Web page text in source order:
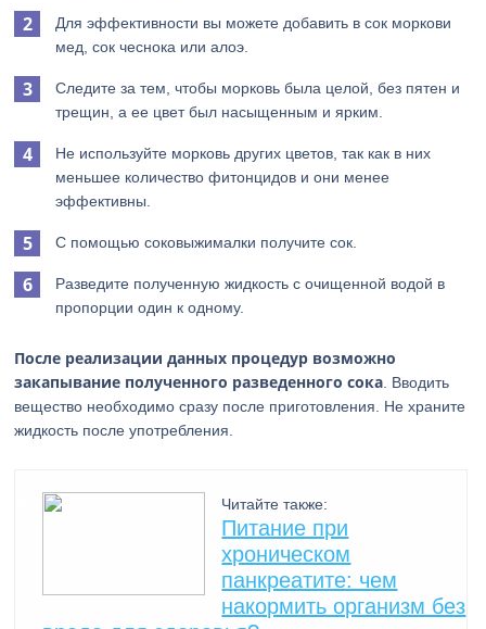
Для эффективности вы можете добавить в сок моркови
мед, сок чеснока или алоэ.
Следите за тем, чтобы морковь была целой, без пятен и
трещин, а ее цвет был насыщенным и ярким.
Не используйте морковь других цветов, так как в них
меньшее количество фитонцидов и они менее
эффективны.
С помощью соковыжималки получите сок.
Разведите полученную жидкость с очищенной водой в
пропорции один к одному.
После реализации данных процедур возможно
закапывание полученного разведенного сока . Вводить
вещество необходимо сразу после приготовления. Не храните
жидкость после употребления.
Читайте также:
Питание при
хроническом
панкреатите: чем
накормить организм без